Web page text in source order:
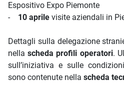
Espositivo Expo Piemonte
- 10 aprile visite aziendali in
Dettagli sulla delegazione
nellascheda profili operatori.
sull’iniziativa e sulle
sono contenute nella scheda